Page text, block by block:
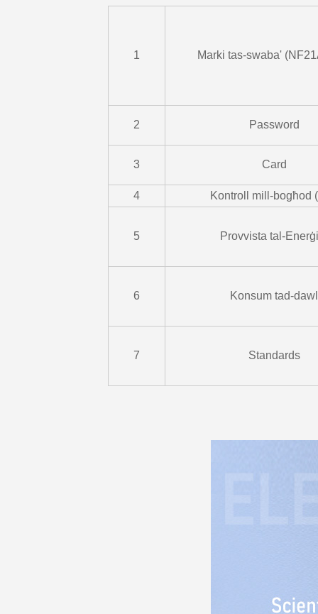
1 Marki tas-swaba'
2 Password
3 Card
4 Kontroll mill-bogħod
5 Provvista tal-
6 Konsum tad-dawl
7 Standards